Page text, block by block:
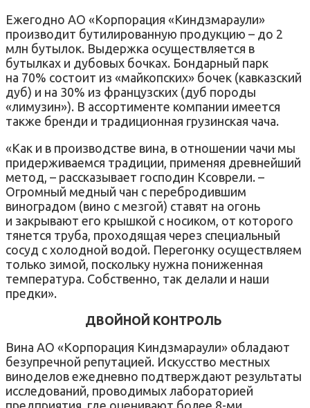
Ежегодно АО «Корпорация «Киндзмараули»
производит бутилированную продукцию – до 2
млн бутылок. Выдержка осуществляется в
бутылках и дубовых бочках. Бондарный парк
на 70% состоит из «майкопских» бочек (кавказский
дуб) и на 30% из французских (дуб породы
«лимузин»). В ассортименте компании имеется
также бренди и традиционная грузинская чача.
«Как и в производстве вина, в отношении чачи мы
придерживаемся традиции, применяя древнейший
метод, – рассказывает господин Ксоврели. –
Огромный медный чан с перебродившим
виноградом (вино с мезгой) ставят на огонь
и закрывают его крышкой с носиком, от которого
тянется труба, проходящая через специальный
сосуд с холодной водой. Перегонку осуществляем
только зимой, поскольку нужна пониженная
температура. Собственно, так делали и наши
предки».
ДВОЙНОЙ КОНТРОЛЬ
Вина АО «Корпорация Киндзмараули» обладают
безупречной репутацией. Искусство местных
виноделов ежедневно подтверждают результаты
исследований, проводимых лабораторией
предприятия, где оценивают более 8-ми